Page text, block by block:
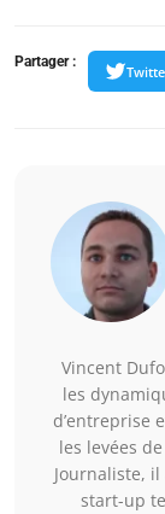
Partager :
Vincent
les
d’entreprise
les levées
Journaliste,
start-up